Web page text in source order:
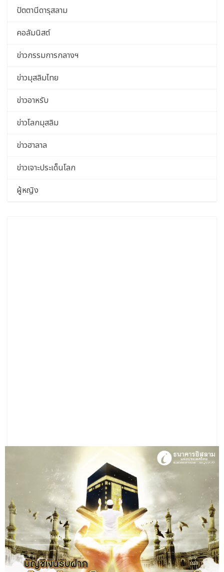
ปัตตานีดารุสลาม
คอลัมนิสต์
ข่าวกรรมการกลางฯ
ข่าวมุสลิมไทย
ข่าวอาหรับ
ข่าวโลกมุสลิม
ข่าวฮาลาล
ข่าวเจาะประเด็นโลก
ผู้หญิง